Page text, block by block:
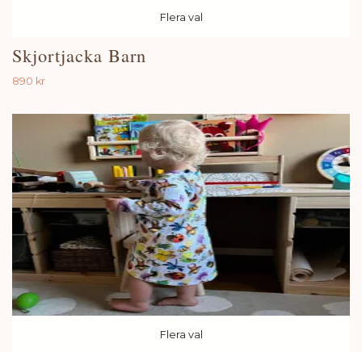
Flera val
Skjortjacka Barn
890 kr
Flera val